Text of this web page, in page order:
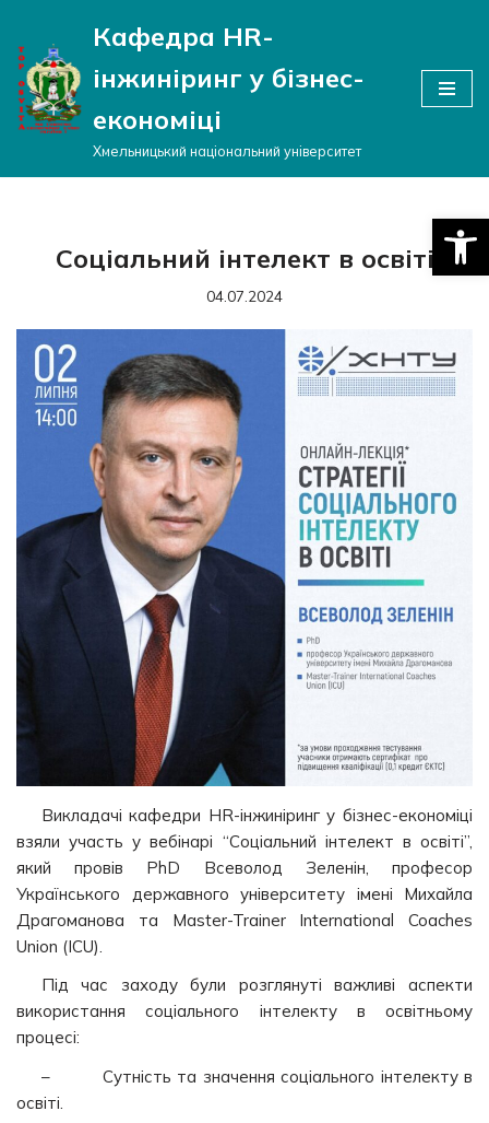
Перейти
до
вмісту
Кафедра HR-
інжиніринг у бізнес-
економіці
Хмельницький національний університет
Соціальний інтелект в освіті
04.07.2024
Викладачі кафедри HR-інжиніринг у бізнес-економіці
взяли участь у вебінарі “Соціальний інтелект в освіті”,
який провів PhD Всеволод Зеленін, професор
Українського державного університету імені Михайла
Драгоманова та Master-Trainer International Coaches
Union (ICU).
Під час заходу були розглянуті важливі аспекти
використання соціального інтелекту в освітньому
процесі:
– Сутність та значення соціального інтелекту в
освіті.